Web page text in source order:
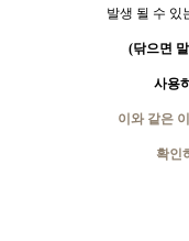
발생 될 수 있
(닦으면
사용
이와 같은
확인